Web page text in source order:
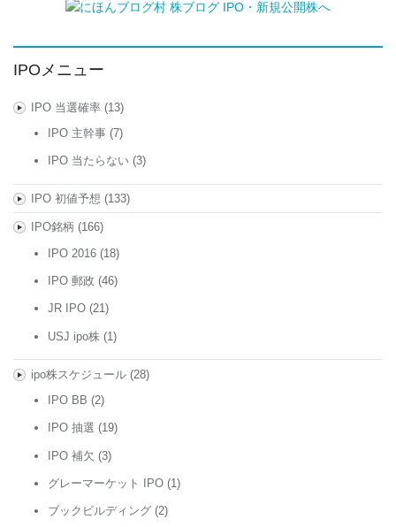
IPOメニュー
IPO 当選確率(13)
IPO 主幹事 (7)
IPO 当たらない (3)
IPO 初値予想 (133)
IPO銘柄 (166)
IPO 2016 (18)
IPO 郵政 (46)
JR IPO (21)
USJ ipo株 (1)
ipo株スケジュール(28)
IPO BB (2)
IPO 抽選 (19)
IPO 補欠 (3)
グレーマーケット IPO (1)
ブックビルディング (2)